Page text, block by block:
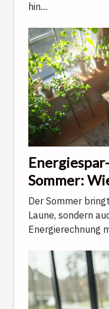
hin....
Sommer:
senken
Der Sommer
Laune, sondern
Energierechnung